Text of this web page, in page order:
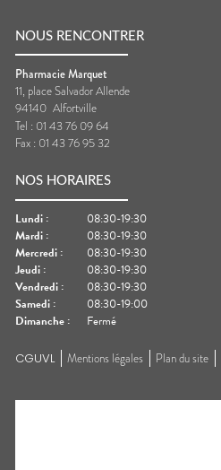
NOUS RENCONTRER
Pharmacie Marquet
11, place Salvador Allende
94140 Alfortville
Tel : 01 43 76 09 64
Fax : 01 43 76 95 32
NOS HORAIRES
Lundi :
08:30-19:30
Mardi :
08:30-19:30
Mercredi :
08:30-19:30
Jeudi :
08:30-19:30
Vendredi :
08:30-19:30
Samedi :
08:30-19:00
Dimanche : Fermé
CGUVL Mentions légales Plan du site